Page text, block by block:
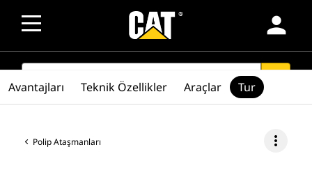
person
SEARCH
Polip Ataşmanları more_vert
Avantajları Teknik Özellikler Araçlar Tur